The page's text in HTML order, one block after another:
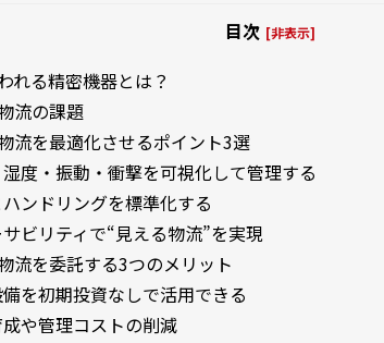
目次 [非表示]
れる精密機器とは？
流の課題
流を最適化させるポイント3選
度・振動・衝撃を可視化して管理する
ンドリングを標準化する
ビリティで“見える物流”を実現
流を委託する3つのメリット
を初期投資なしで活用できる
や管理コストの削減